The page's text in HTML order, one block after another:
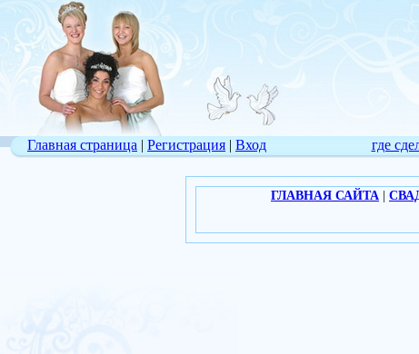
Главная страница | Регистрация | Вход где
ГЛАВНАЯ САЙТА